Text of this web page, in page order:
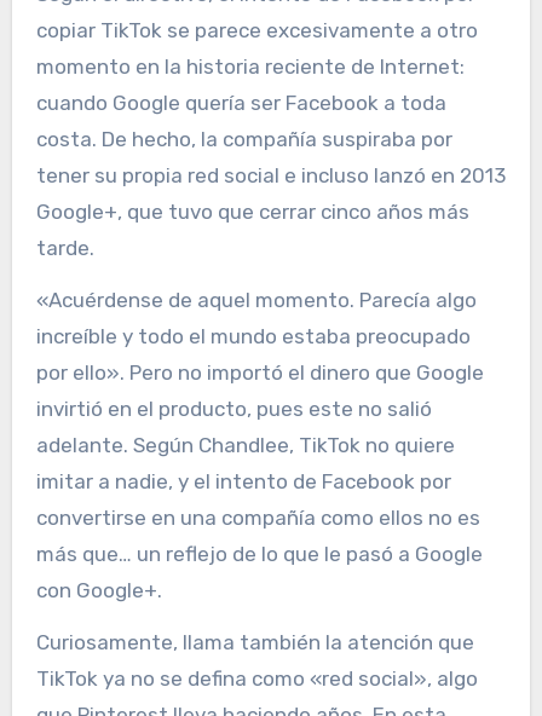
copiar TikTok se parece excesivamente a otro
momento en la historia reciente de Internet:
cuando Google quería ser Facebook a toda
costa. De hecho, la compañía suspiraba por
tener su propia red social e incluso lanzó en 2013
Google+, que tuvo que cerrar cinco años más
tarde.
«Acuérdense de aquel momento. Parecía algo
increíble y todo el mundo estaba preocupado
por ello». Pero no importó el dinero que Google
invirtió en el producto, pues este no salió
adelante. Según Chandlee, TikTok no quiere
imitar a nadie, y el intento de Facebook por
convertirse en una compañía como ellos no es
más que… un reflejo de lo que le pasó a Google
con Google+.
Curiosamente, llama también la atención que
TikTok ya no se defina como «red social», algo